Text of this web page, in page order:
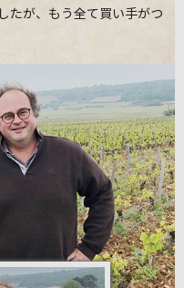
たが、もう全て買い手がつ